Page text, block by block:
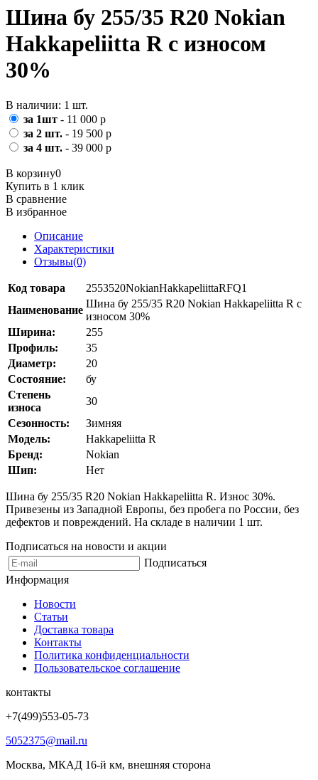
Шина бу 255/35 R20 Nokian
Hakkapeliitta R с износом
30%
В наличии: 1 шт.
за 1шт - 11 000 р
за 2 шт. - 19 500 р
за 4 шт. - 39 000 р
В корзину0
Купить в 1 клик
В сравнение
В избранное
Описание
Характеристики
Отзывы(0)
Код товара
2553520NokianHakkapeliittaRFQ1
Наименование
Шина бу 255/35 R20 Nokian Hakkapeliitta R с
износом 30%
Ширина:
255
Профиль:
35
Диаметр:
20
Состояние:
бу
Степень
износа
30
Сезонность:
Зимняя
Модель:
Hakkapeliitta R
Бренд:
Nokian
Шип:
Нет
Шина бу 255/35 R20 Nokian Hakkapeliitta R. Износ 30%.
Привезены из Западной Европы, без пробега по России, без
дефектов и повреждений. На складе в наличии 1 шт.
Подписаться на новости и акции
Подписаться
Информация
Новости
Статьи
Доставка товара
Контакты
Политика конфиденциальности
Пользовательское соглашение
контакты
+7(499)553-05-73
5052375@mail.ru
Москва, МКАД 16-й км, внешняя сторона